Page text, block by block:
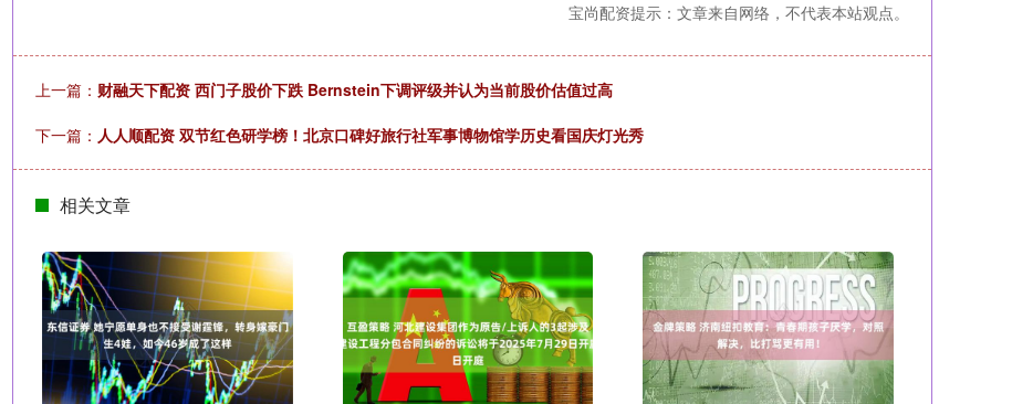
宝尚配资提示：文章来自网络，不代表本站观点。
上一篇： 财融天下配资 西门子股价下跌 Bernstein下调评级并认为当前股价估值过高
下一篇： 人人顺配资 双节红色研学榜！北京口碑好旅行社军事博物馆学历史看国庆灯光秀
相关文章